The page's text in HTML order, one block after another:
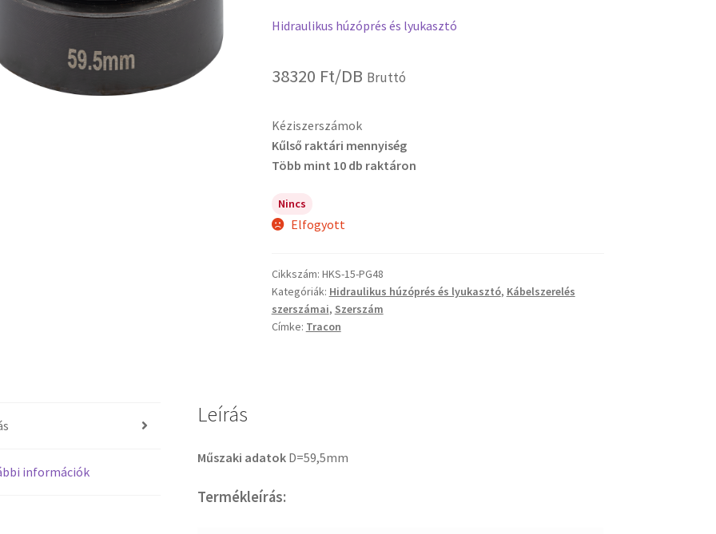
Hidraulikus húzóprés és lyukasztó
38320 Ft/DB Bruttó
Kéziszerszámok
Kűlső raktári mennyiség
Több mint 10 db raktáron
Nincs
Elfogyott
Cikkszám: HKS-15-PG48
Kategóriák: Hidraulikus húzóprés és lyukasztó, Kábelszerelés
szerszámai, Szerszám
Címke: Tracon
információk
Leírás
Műszaki adatok D=59,5mm
Termékleírás: